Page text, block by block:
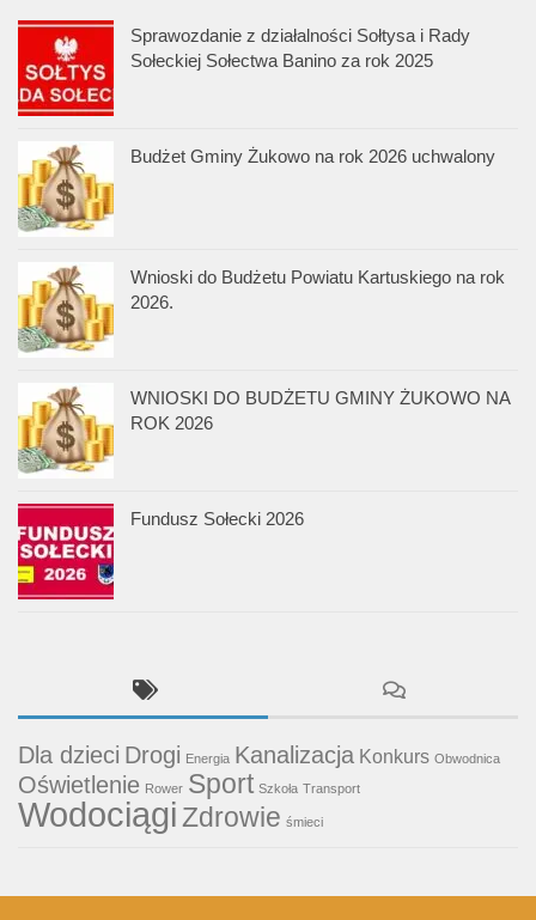
Sprawozdanie z działalności Sołtysa i Rady
Sołeckiej Sołectwa Banino za rok 2025
Budżet Gminy Żukowo na rok 2026 uchwalony
Wnioski do Budżetu Powiatu Kartuskiego na rok
2026.
WNIOSKI DO BUDŻETU GMINY ŻUKOWO NA
ROK 2026
Fundusz Sołecki 2026
Dla dzieci Drogi Energia Kanalizacja Konkurs Obwodnica
Oświetlenie Rower Sport Szkoła Transport
WodociągiZdrowie śmieci